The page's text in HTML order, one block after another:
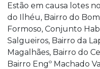
Estão em causa lotes
do Ilhéu, Bairro do
Formoso, Conjunto
Salgueiros, Bairro da
Magalhães, Bairro do
Bairro Engº Machado